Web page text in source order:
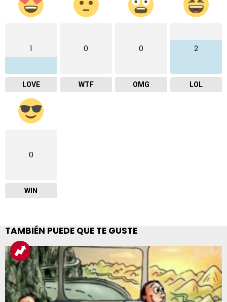
1
LOVE
0
WTF
0
OMG
2
LOL
0
WIN
TAMBIÉN PUEDE QUE TE GUSTE